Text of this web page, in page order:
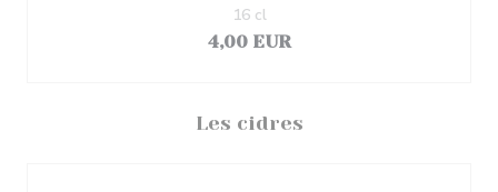
4,00 EUR
16 cl
Les cidres